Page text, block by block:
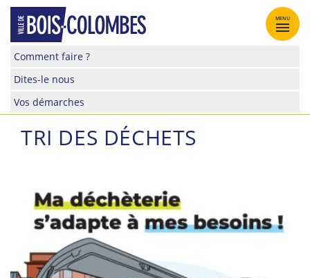
Skip
content
Site
de
la
Comment faire ?
Dites-le nous
Vos démarches
MENU
TRI DES DÉCHETS